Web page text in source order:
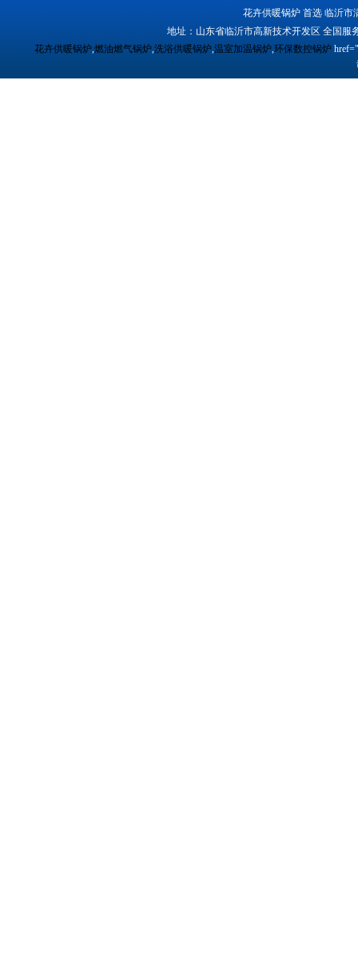
花卉供暖锅炉 首选 临沂市
地址：山东省临沂市高新技术开发区 全国服
花卉供暖锅炉,燃油燃气锅炉,洗浴供暖锅炉,温室加温锅炉,环保数控锅炉